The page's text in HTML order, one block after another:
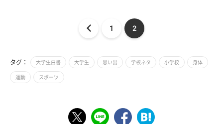
1 2
タグ： 大学生白書 大学生 思い出 学校ネタ 小学校 身体
運動 スポーツ